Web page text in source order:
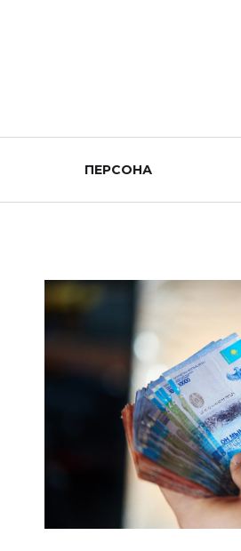
ПЕРСОНА